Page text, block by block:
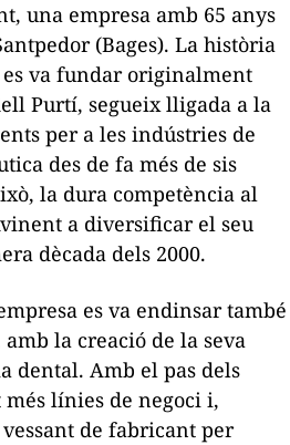
una empresa amb 65 anys
(Bages). La història
va fundar originalment
Purtí, segueix lligada a la
per a les indústries de
des de fa més de sis
la dura competència al
a diversificar el seu
dècada dels 2000.
es va endinsar també
la creació de la seva
dental. Amb el pas dels
línies de negoci i,
de fabricant per